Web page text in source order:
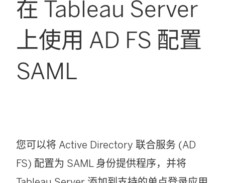
在 Tableau Server
上使用 AD FS 配置
SAML
您可以将 Active Directory 联合服务 (AD
FS) 配置为 SAML 身份提供程序，并将